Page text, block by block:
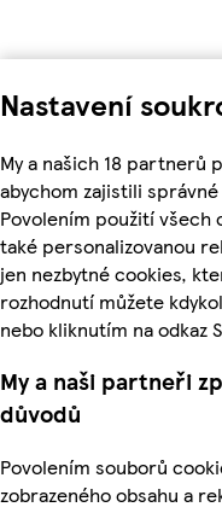
Nastavení
My a našich 18 partnerů
abychom zajistili
Povolením použití všech
také personalizovanou
jen nezbytné cookies,
rozhodnutí můžete
nebo kliknutím na odkaz
My a naši partneři
důvodů
Povolením souborů
zobrazeného obsahu a